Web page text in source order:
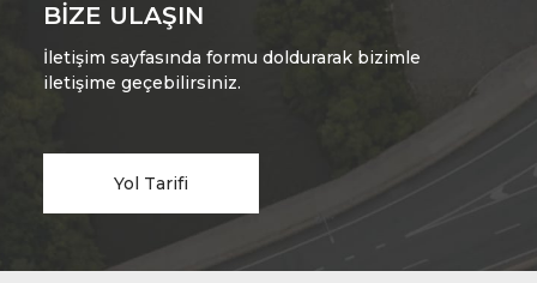
BIZE ULAŞIN
İletişim sayfasında formu doldurarak bizimle
iletişime geçebilirsiniz.
Yol Tarifi